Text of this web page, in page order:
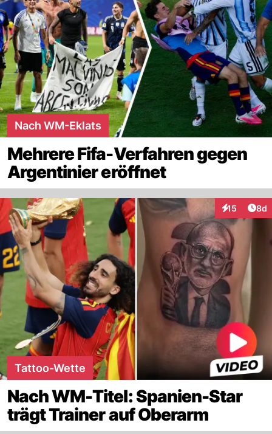
Nach WM-Eklats
Mehrere Fifa-Verfahren gegen
Argentinier eröffnet
15
Interaktionen
8d
Tattoo-Wette
Nach WM-Titel: Spanien-Star
trägt Trainer auf Oberarm